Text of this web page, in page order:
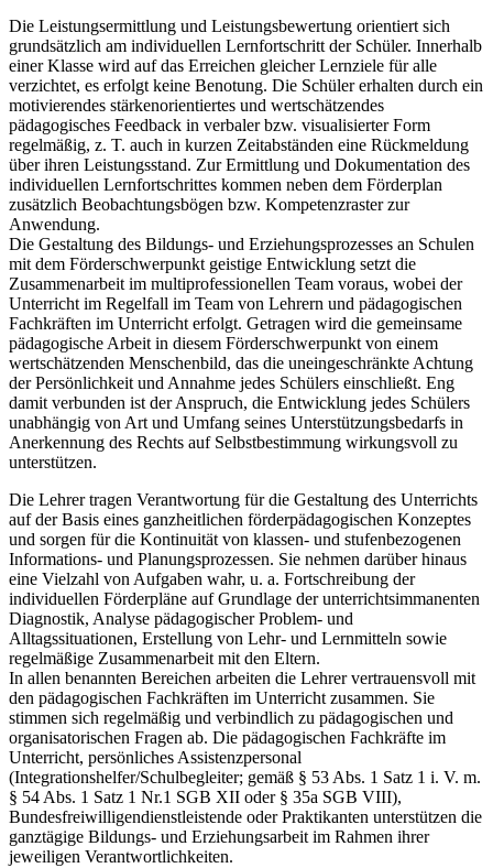
Die Leistungsermittlung und Leistungsbewertung orientiert sich
grundsätzlich am individuellen Lernfortschritt der Schüler. Innerhalb
einer Klasse wird auf das Erreichen gleicher Lernziele für alle
verzichtet, es erfolgt keine Benotung. Die Schüler erhalten durch ein
motivierendes stärkenorientiertes und wertschätzendes
pädagogisches Feedback in verbaler bzw. visualisierter Form
regelmäßig, z. T. auch in kurzen Zeitabständen eine Rückmeldung
über ihren Leistungsstand. Zur Ermittlung und Dokumentation des
individuellen Lernfortschrittes kommen neben dem Förderplan
zusätzlich Beobachtungsbögen bzw. Kompetenzraster zur
Anwendung.
Die Gestaltung des Bildungs- und Erziehungsprozesses an Schulen
mit dem Förderschwerpunkt geistige Entwicklung setzt die
Zusammenarbeit im multiprofessionellen Team voraus, wobei der
Unterricht im Regelfall im Team von Lehrern und pädagogischen
Fachkräften im Unterricht erfolgt. Getragen wird die gemeinsame
pädagogische Arbeit in diesem Förderschwerpunkt von einem
wertschätzenden Menschenbild, das die uneingeschränkte Achtung
der Persönlichkeit und Annahme jedes Schülers einschließt. Eng
damit verbunden ist der Anspruch, die Entwicklung jedes Schülers
unabhängig von Art und Umfang seines Unterstützungsbedarfs in
Anerkennung des Rechts auf Selbstbestimmung wirkungsvoll zu
unterstützen.
Die Lehrer tragen Verantwortung für die Gestaltung des Unterrichts
auf der Basis eines ganzheitlichen förderpädagogischen Konzeptes
und sorgen für die Kontinuität von klassen- und stufenbezogenen
Informations- und Planungsprozessen. Sie nehmen darüber hinaus
eine Vielzahl von Aufgaben wahr, u. a. Fortschreibung der
individuellen Förderpläne auf Grundlage der unterrichtsimmanenten
Diagnostik, Analyse pädagogischer Problem- und
Alltagssituationen, Erstellung von Lehr- und Lernmitteln sowie
regelmäßige Zusammenarbeit mit den Eltern.
In allen benannten Bereichen arbeiten die Lehrer vertrauensvoll mit
den pädagogischen Fachkräften im Unterricht zusammen. Sie
stimmen sich regelmäßig und verbindlich zu pädagogischen und
organisatorischen Fragen ab. Die pädagogischen Fachkräfte im
Unterricht, persönliches Assistenzpersonal
(Integrationshelfer/Schulbegleiter; gemäß § 53 Abs. 1 Satz 1 i. V. m.
§ 54 Abs. 1 Satz 1 Nr.1 SGB XII oder § 35a SGB VIII),
Bundesfreiwilligendienstleistende oder Praktikanten unterstützen die
ganztägige Bildungs- und Erziehungsarbeit im Rahmen ihrer
jeweiligen Verantwortlichkeiten.